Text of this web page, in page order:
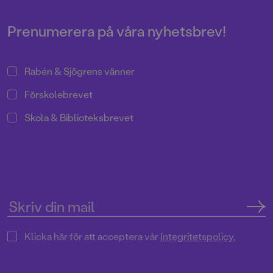
Prenumerera på våra nyhetsbrev!
Rabén & Sjögrens vänner
Förskolebrevet
Skola & Biblioteksbrevet
Klicka här för att acceptera vårIntegritetspolicy.